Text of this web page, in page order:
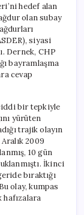
hedef alan
olan subay
siyasi
Dernek, CHP
bayramlaşma
cevap
bir tepkiyle
yürüten
trajik olayın
2009
10 gün
İkinci
bıraktığı
olay, kumpas
hafızalara